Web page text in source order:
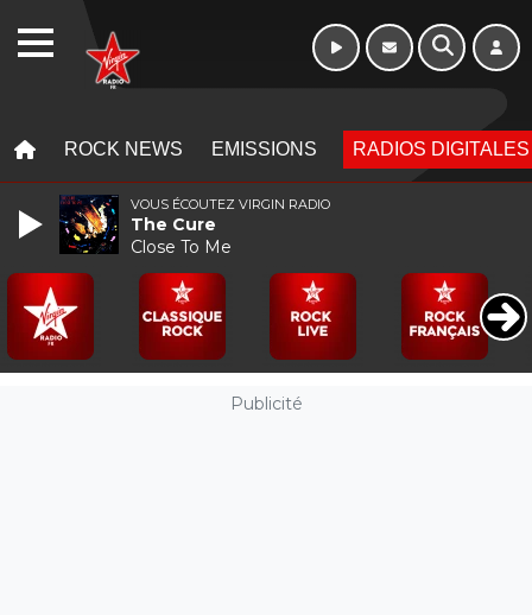
ROCK NEWS EMISSIONS RADIOS DIGITALES
Publicité
VOUS ÉCOUTEZ VIRGIN RADIO
The Cure
Close To Me
WEBRADIO 10h - 13h